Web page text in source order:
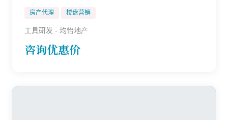
房产代理 楼盘营销
工具研发 - 均怡地产
咨询优惠价